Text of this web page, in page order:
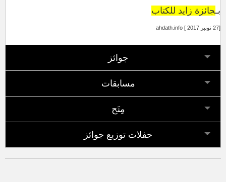
بـجائزة زايد للكتاب
[27 نونبر 2017 ] ahdath.info
جوائز
مسابقات
مِنَح
حفلات توزيع جوائز